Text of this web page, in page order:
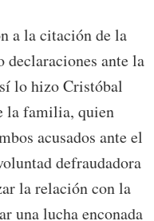
a la citación de la
ante la
lo hizo Cristóbal
la familia, quien
acusados ante el
defraudadora
la relación con la
una lucha enconada